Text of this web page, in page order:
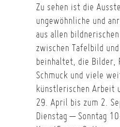
Zu sehen ist die
ungewöhnliche und
aus allen
zwischen Tafelbild
beinhaltet, die Bilder,
Schmuck und viele
künstlerischen Arbeit
29. April bis zum 2.
Dienstag – Sonntag